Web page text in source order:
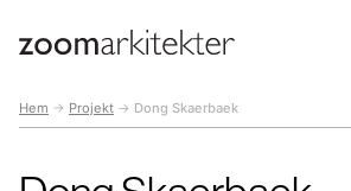
Hem → Projekt → Dong Skaerbaek